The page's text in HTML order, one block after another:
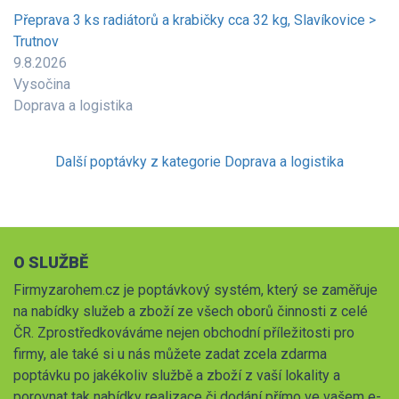
Přeprava 3 ks radiátorů a krabičky cca 32 kg, Slavíkovice >
Trutnov
9.8.2026
Vysočina
Doprava a logistika
Další poptávky z kategorie Doprava a logistika
O SLUŽBĚ
Firmyzarohem.cz je poptávkový systém, který se zaměřuje
na nabídky služeb a zboží ze všech oborů činnosti z celé
ČR. Zprostředkováváme nejen obchodní příležitosti pro
firmy, ale také si u nás můžete zadat zcela zdarma
poptávku po jakékoliv službě a zboží z vaší lokality a